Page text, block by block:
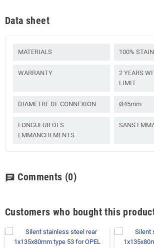
Data sheet
MATERIALS 100%
WARRANTY
2 YEARS
LIMIT
DIAMETRE DE CONNEXION Ø45mm
LONGUEUR DES
EMMANCHEMENTS
SANS
chat Comments (0)
Customers who bought this